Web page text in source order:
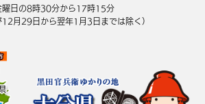
曜日の8時30分から17時15分
12月29日から翌年1月3日までは除く）